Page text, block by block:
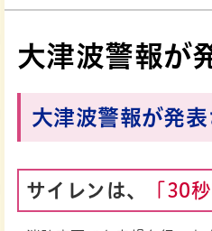
大津波警報が
大津波警報が発
サイレンは、 「30